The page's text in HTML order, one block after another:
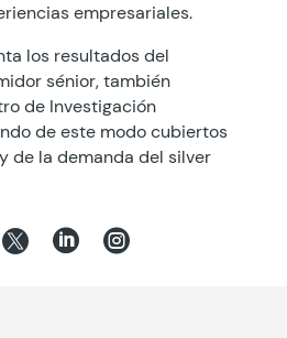
empresariales.
los resultados del
sénior, también
de Investigación
de este modo cubiertos
de la demanda del silver
  